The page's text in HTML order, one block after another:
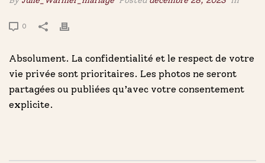
0
Absolument. La confidentialité et le respect de votre
vie privée sont prioritaires. Les photos ne seront
partagées ou publiées qu’avec votre consentement
explicite.